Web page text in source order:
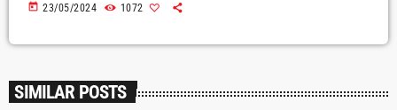
today 23/05/2024 1072
SIMILAR POSTS